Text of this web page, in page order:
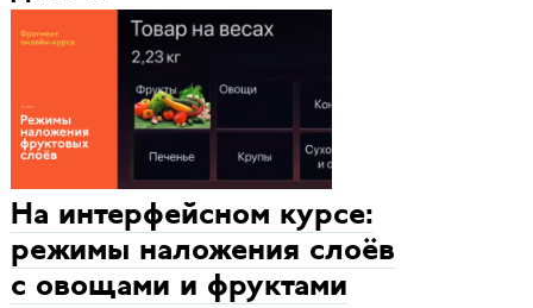
На интерфейсном курсе:
режимы наложения слоёв
с овощами и фруктами